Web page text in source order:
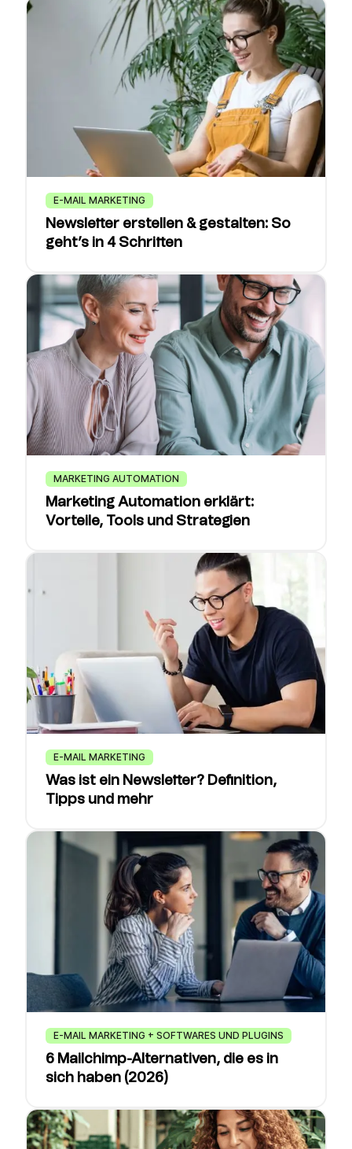
E-MAIL MARKETING
Newsletter erstellen & gestalten: So
geht’s in 4 Schritten
MARKETING AUTOMATION
Marketing Automation erklärt:
Vorteile, Tools und Strategien
E-MAIL MARKETING
Was ist ein Newsletter? Definition,
Tipps und mehr
E-MAIL MARKETING + SOFTWARES UND PLUGINS
6 Mailchimp-Alternativen, die es in
sich haben (2026)